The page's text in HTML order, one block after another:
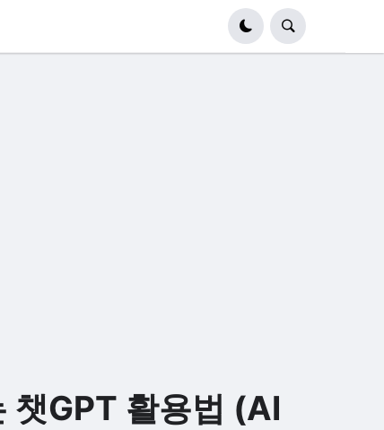
챗GPT 활용법 (AI